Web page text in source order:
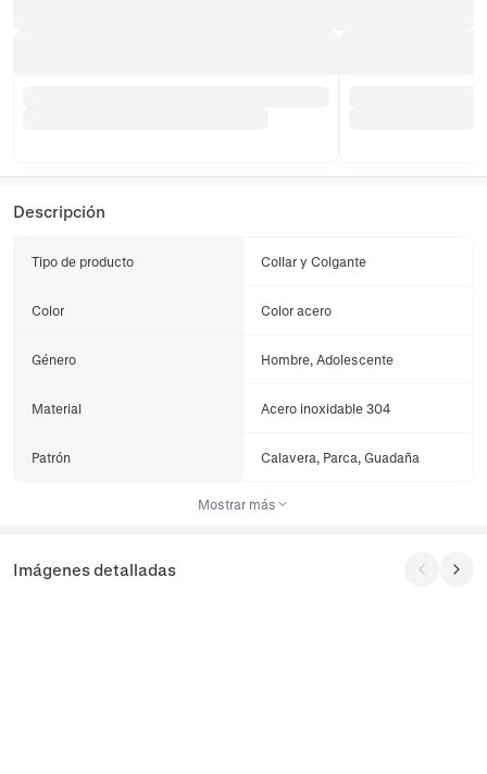
Descripción
Tipo de producto Collar y Colgante
Color Color acero
Género Hombre, Adolescente
Material Acero inoxidable 304
Patrón Calavera, Parca, Guadaña
Mostrar más
Imágenes detalladas